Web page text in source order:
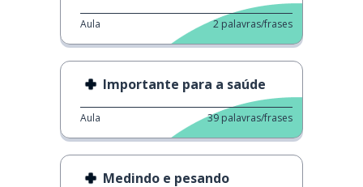
Aula 2 palavras/frases
Importante para a saúde
Aula 39 palavras/frases
Medindo e pesando